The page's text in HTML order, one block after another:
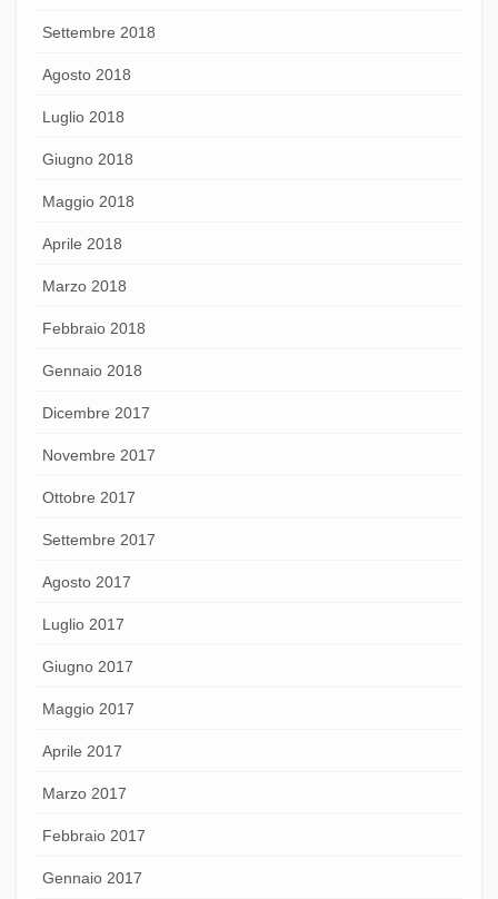
Settembre 2018
Agosto 2018
Luglio 2018
Giugno 2018
Maggio 2018
Aprile 2018
Marzo 2018
Febbraio 2018
Gennaio 2018
Dicembre 2017
Novembre 2017
Ottobre 2017
Settembre 2017
Agosto 2017
Luglio 2017
Giugno 2017
Maggio 2017
Aprile 2017
Marzo 2017
Febbraio 2017
Gennaio 2017